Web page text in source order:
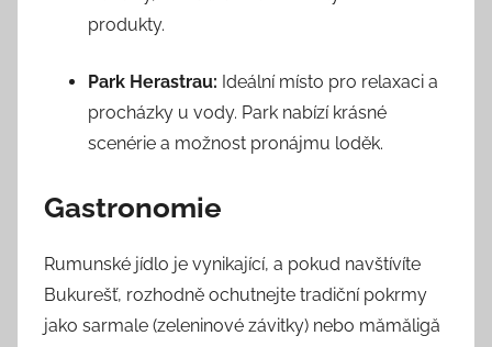
produkty.
Park Herastrau: Ideální místo pro relaxaci a
procházky u vody. Park nabízí krásné
scenérie a možnost pronájmu loděk.
Gastronomie
Rumunské jídlo je vynikající, a pokud navštívíte
Bukurešť, rozhodně ochutnejte tradiční pokrmy
jako sarmale (zeleninové závitky) nebo mămăligă